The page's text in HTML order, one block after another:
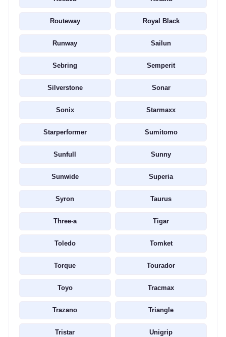
Routeway Royal Black
Runway Sailun
Sebring Semperit
Silverstone Sonar
Sonix Starmaxx
Starperformer Sumitomo
Sunfull Sunny
Sunwide Superia
Syron Taurus
Three-a Tigar
Toledo Tomket
Torque Tourador
Toyo Tracmax
Trazano Triangle
Tristar Unigrip